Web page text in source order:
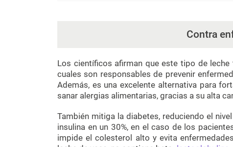
Contra
Los científicos afirman que este tipo de
cuales son responsables de prevenir
Además, es una excelente alternativa para
sanar alergias alimentarias, gracias a su alta
También mitiga la diabetes, reduciendo el
insulina en un 30%, en el caso de los
impide el colesterol alto y evita